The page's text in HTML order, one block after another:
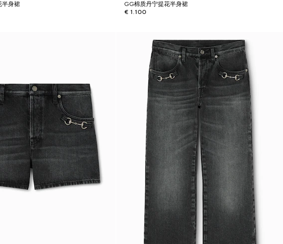
半身裙
GG棉质丹宁提花半身裙
€ 1.100